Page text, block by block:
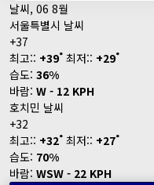
날씨, 06 8월
서울특별시 날씨
+37
최고:: +39° 최저:: +29°
습도: 36%
바람: W - 12 KPH
호치민 날씨
+32
최고:: +32° 최저:: +27°
습도: 70%
바람: WSW - 22 KPH